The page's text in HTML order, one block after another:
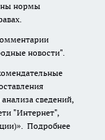
нормы
новости".
сведений,
"Интернет",
Подробнее